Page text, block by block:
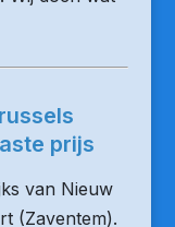
prijs
van Nieuw
(Zaventem).